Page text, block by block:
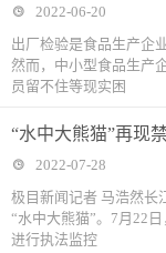
2022-06-20
出厂检验是食品生产企
然而，中小型食品生产
员留不住等现实困
“水中大熊猫”再现
2022-07-28
极目新闻记者 马浩然长
“水中大熊猫”。7月22
进行执法监控